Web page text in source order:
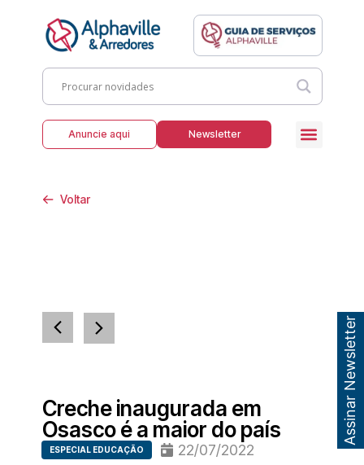
Anuncie aqui Newsletter
Voltar
Creche inaugurada em
Osasco é a maior do país
ESPECIAL EDUCAÇÃO 22/07/2022
Assinar Newsletter